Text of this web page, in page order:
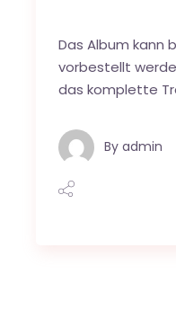
Das Album kann
vorbestellt
das komplette
By admin